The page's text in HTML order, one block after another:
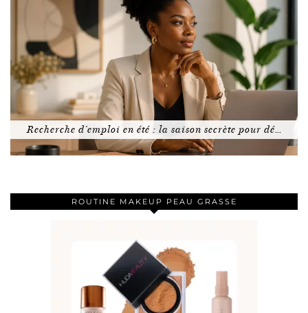
Recherche d’emploi en été : la saison secrète pour dé…
ROUTINE MAKEUP PEAU GRASSE